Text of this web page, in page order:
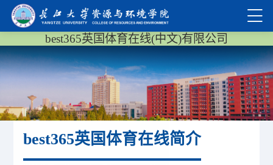
best365英国体育在线(中文)有限公司
best365英国体育在线简介